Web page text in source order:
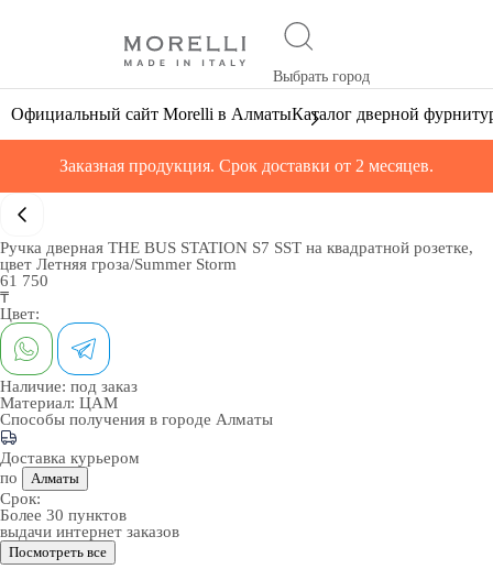
Выбрать город
Официальный сайт Morelli в АлматыКаталог дверной
Заказная продукция. Срок доставки от 2 месяцев.
Ручка дверная THE BUS STATION S7 SST на квадратной розетке,
цвет Летняя гроза/Summer Storm
61 750
₸
Цвет:
Наличие: под заказ
Материал: ЦАМ
Способы получения в городе Алматы
Доставка курьером
по
Алматы
Срок:
Более 30 пунктов
выдачи интернет заказов
Посмотреть все